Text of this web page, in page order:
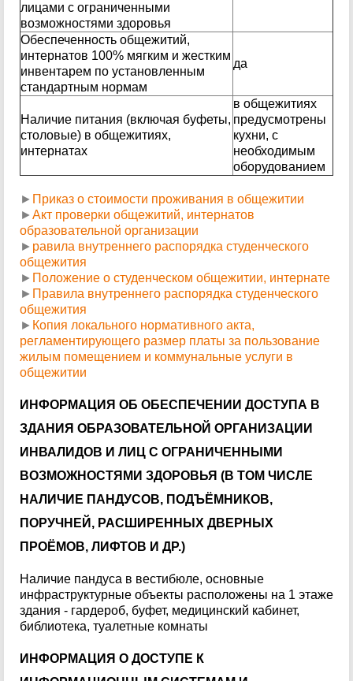
лицами с ограниченными
возможностями здоровья
Обеспеченность общежитий,
интернатов 100% мягким и жестким
инвентарем по установленным
стандартным нормам
да
Наличие питания (включая буфеты,
столовые) в общежитиях,
интернатах
в общежитиях
предусмотрены
кухни, с
необходимым
оборудованием
► Приказ о стоимости проживания в общежитии
► Акт проверки общежитий, интернатов
образовательной организации
► равила внутреннего распорядка студенческого
общежития
► Положение о студенческом общежитии, интернате
► П равила внутреннего распорядка студенческого
общежития
► Копия локального нормативного акта,
регламентирующего размер платы за пользование
жилым помещением и коммунальные услуги в
общежитии
ИНФОРМАЦИЯ ОБ ОБЕСПЕЧЕНИИ ДОСТУПА В
ЗДАНИЯ ОБРАЗОВАТЕЛЬНОЙ ОРГАНИЗАЦИИ
ИНВАЛИДОВ И ЛИЦ С ОГРАНИЧЕННЫМИ
ВОЗМОЖНОСТЯМИ ЗДОРОВЬЯ (В ТОМ ЧИСЛЕ
НАЛИЧИЕ ПАНДУСОВ, ПОДЪЁМНИКОВ,
ПОРУЧНЕЙ, РАСШИРЕННЫХ ДВЕРНЫХ
ПРОЁМОВ, ЛИФТОВ И ДР.)
Наличие пандуса в вестибюле, основные
инфраструктурные объекты расположены на 1 этаже
здания - гардероб, буфет, медицинский кабинет,
библиотека, туалетные комнаты
ИНФОРМАЦИЯ О ДОСТУПЕ К